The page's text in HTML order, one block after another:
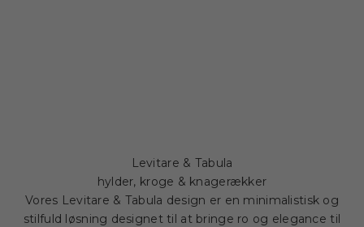
Levitare & Tabula
hylder, kroge & knagerækker
Vores Levitare & Tabula design er en minimalistisk og
stilfuld løsning designet til at bringe ro og elegance til